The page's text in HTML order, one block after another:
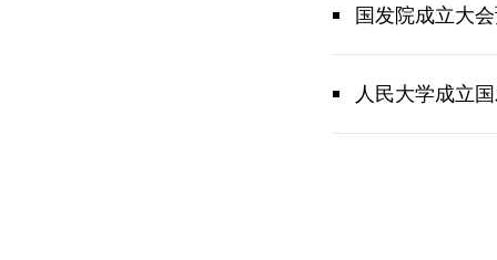
国发院成立大
人民大学成立